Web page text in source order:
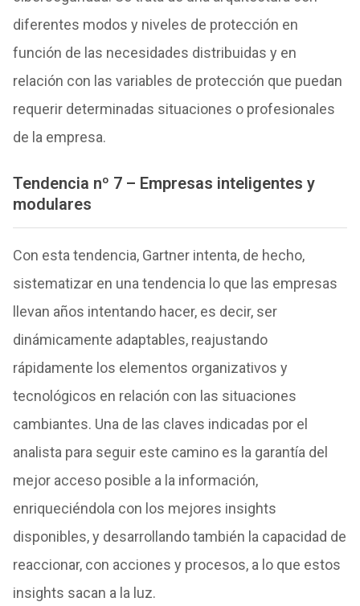
diferentes modos y niveles de protección en
función de las necesidades distribuidas y en
relación con las variables de protección que puedan
requerir determinadas situaciones o profesionales
de la empresa.
Tendencia nº 7 – Empresas inteligentes y
modulares
Con esta tendencia, Gartner intenta, de hecho,
sistematizar en una tendencia lo que las empresas
llevan años intentando hacer, es decir, ser
dinámicamente adaptables, reajustando
rápidamente los elementos organizativos y
tecnológicos en relación con las situaciones
cambiantes. Una de las claves indicadas por el
analista para seguir este camino es la garantía del
mejor acceso posible a la información,
enriqueciéndola con los mejores insights
disponibles, y desarrollando también la capacidad de
reaccionar, con acciones y procesos, a lo que estos
insights sacan a la luz.